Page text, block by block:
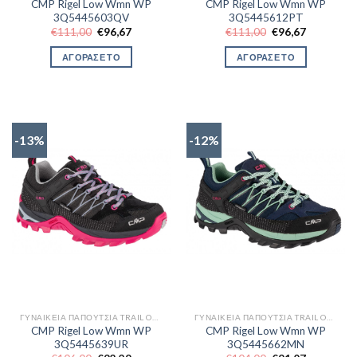
CMP Rigel Low Wmn WP
3Q5445603QV
€111,00 Original
price
was:
€111,00.
€96,67Η
ΑΓΟΡΑΣΕ ΤΟ
CMP Rigel Low Wmn WP
3Q5445612PT
€111,00 Original
price
was:
€111,00.
€96,67Η
ΑΓΟΡΑΣΕ ΤΟ
-13%
CMP Rigel Low Wmn WP
3Q5445639UR
-12%
CMP Rigel Low Wmn WP
3Q5445662MN